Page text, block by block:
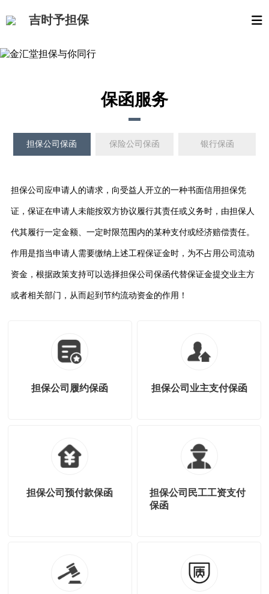
吉时予担保
保函服务
担保公司保函 保险公司保函 银行保函
担保公司应申请人的请求，向受益人开立的一种书面信用担保凭
证，保证在申请人未能按双方协议履行其责任或义务时，由担保人
代其履行一定金额、一定时限范围内的某种支付或经济赔偿责任。
作用是指当申请人需要缴纳上述工程保证金时，为不占用公司流动
资金，根据政策支持可以选择担保公司保函代替保证金提交业主方
或者相关部门，从而起到节约流动资金的作用！
担保公司履约保函 担保公司业主支付保函
担保公司预付款保函
担保公司民工工资支付
保函